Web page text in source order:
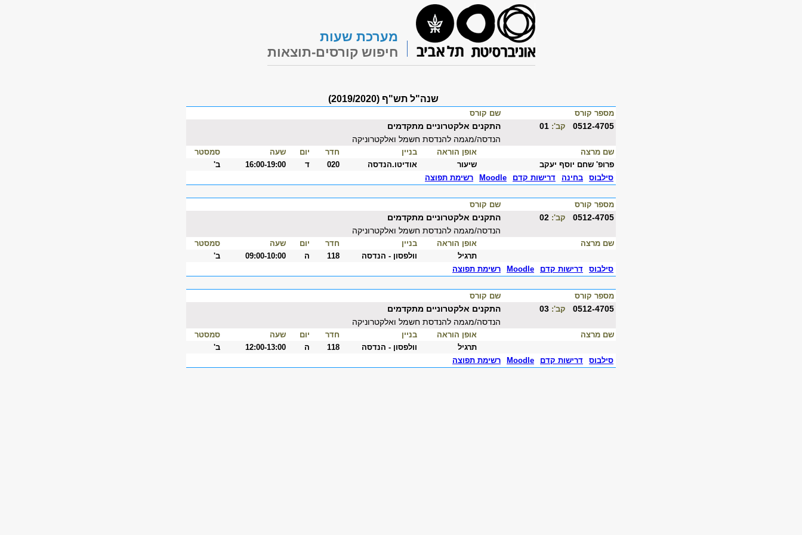
מערכת שעות
חיפוש קורסים-תוצאות
שנה"ל תש"ף (2019/2020)
מספר קורס שם קורס
0512-4705 קב':
התקנים אלקטרוניים מתקדמים
הנדסה/מגמה להנדסת חשמל ואלקטרוניקה
שם מרצה אופן הוראה בניין חדר יום שעה
סמסטר
פרופ' שחם יוסף יעקב
שיעור אודיטו.הנדסה 020 ד 16:00-19:00
ב'
סילבוס
בחינה דרישות קדם Moodle רשימת תפוצה
מספר קורס שם קורס
0512-4705 קב':
התקנים אלקטרוניים מתקדמים
הנדסה/מגמה להנדסת חשמל ואלקטרוניקה
שם מרצה אופן הוראה בניין חדר יום שעה
סמסטר
תרגיל
וולפסון - הנדסה 118 ה 09:00-10:00
ב'
סילבוס
דרישות קדם Moodle רשימת תפוצה
מספר קורס שם קורס
0512-4705 קב':
התקנים אלקטרוניים מתקדמים
הנדסה/מגמה להנדסת חשמל ואלקטרוניקה
שם מרצה אופן הוראה בניין חדר יום שעה
סמסטר
תרגיל
וולפסון - הנדסה 118 ה 12:00-13:00
ב'
סילבוס
דרישות קדם Moodle רשימת תפוצה